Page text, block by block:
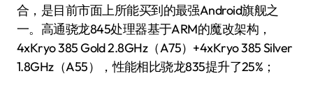
合，是目前市面上所能买到的最强Android旗舰之
一。高通骁龙845处理器基于ARM的魔改架构，
4xKryo 385 Gold 2.8GHz（A75）+4xKryo 385 Silver
1.8GHz（A55），性能相比骁龙835提升了25%；